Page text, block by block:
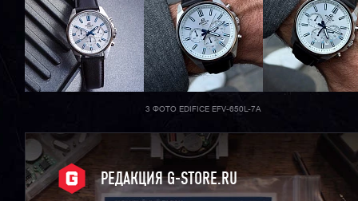
3 ФОТО EDIFICE EFV-650L-7A
РЕДАКЦИЯ G-STORE.RU